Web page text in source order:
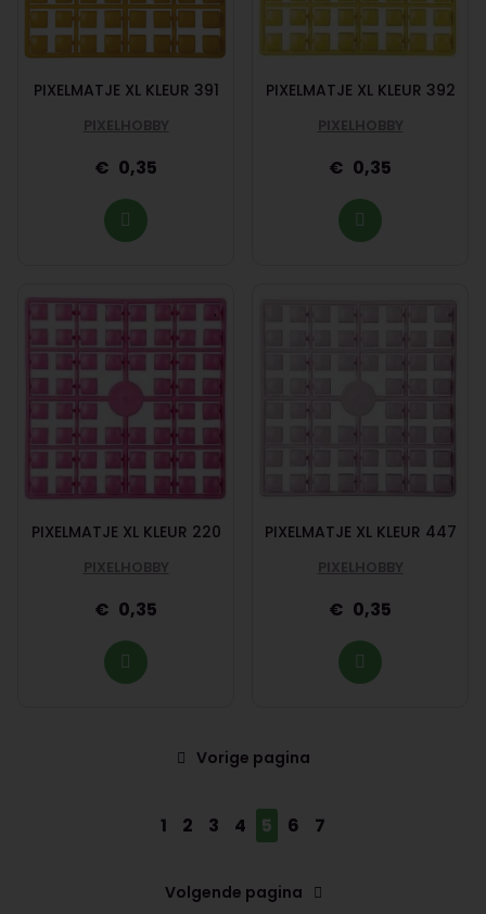
PIXELMATJE XL KLEUR 391
PIXELHOBBY
0,35
PIXELMATJE XL KLEUR 392
PIXELHOBBY
0,35
PIXELMATJE XL KLEUR 220
PIXELHOBBY
0,35
PIXELMATJE XL KLEUR 447
PIXELHOBBY
0,35
Vorige pagina
1 2 3 4 5 6 7
Volgende pagina